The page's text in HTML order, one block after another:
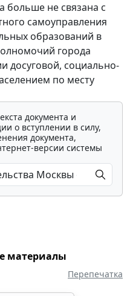
больше не связана с
самоуправления
образований в
города
досуговой, социально-
по месту
документа и
о вступлении в силу,
документа,
версии системы
материалы
Перепечатка